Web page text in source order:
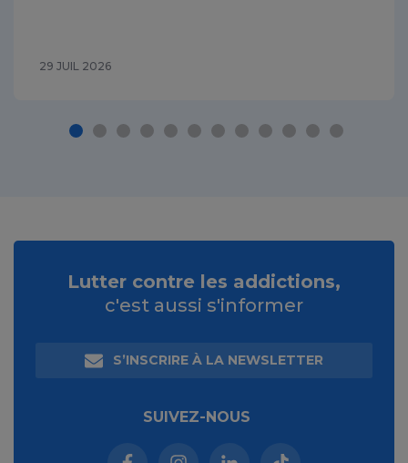
29 JUIL 2026
Lutter contre les addictions,
c'est aussi s'informer
S’INSCRIRE À LA NEWSLETTER
SUIVEZ-NOUS